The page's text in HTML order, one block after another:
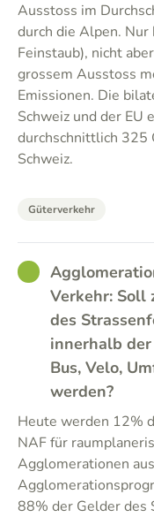
Ausstoss im
durch die Alpen.
Feinstaub), nicht
grossem Ausstoss
Emissionen. Die
Schweiz und der EU
durchschnittlich 325
Schweiz.
Güterverkehr
GOOD
Verkehr: Soll
des
innerhalb
Bus, Velo,
werden?
Heute werden 12%
NAF für
Agglomerationen
88% der Gelder des